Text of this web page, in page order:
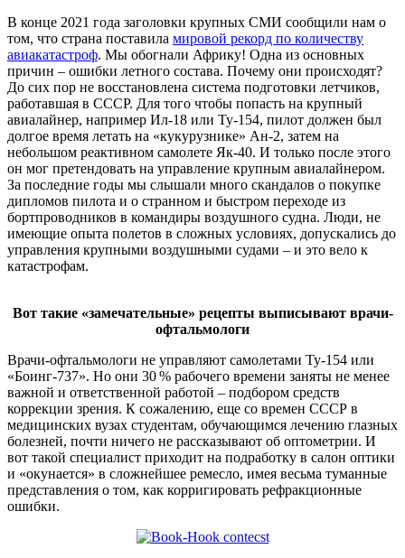
В конце 2021 года заголовки крупных СМИ сообщили нам о
том, что страна поставила мировой рекорд по количеству
авиакатастроф. Мы обогнали Африку! Одна из основных
причин – ошибки летного состава. Почему они происходят?
До сих пор не восстановлена система подготовки летчиков,
работавшая в СССР. Для того чтобы попасть на крупный
авиалайнер, например Ил-18 или Ту-154, пилот должен был
долгое время летать на «кукурузнике» Ан-2, затем на
небольшом реактивном самолете Як-40. И только после этого
он мог претендовать на управление крупным авиалайнером.
За последние годы мы слышали много скандалов о покупке
дипломов пилота и о странном и быстром переходе из
бортпроводников в командиры воздушного судна. Люди, не
имеющие опыта полетов в сложных условиях, допускались до
управления крупными воздушными судами – и это вело к
катастрофам.
Вот такие «замечательные» рецепты выписывают врачи-
офтальмологи
Врачи-офтальмологи не управляют самолетами Ту-154 или
«Боинг-737». Но они 30 % рабочего времени заняты не менее
важной и ответственной работой – подбором средств
коррекции зрения. К сожалению, еще со времен СССР в
медицинских вузах студентам, обучающимся лечению глазных
болезней, почти ничего не рассказывают об оптометрии. И
вот такой специалист приходит на подработку в салон оптики
и «окунается» в сложнейшее ремесло, имея весьма туманные
представления о том, как корригировать рефракционные
ошибки.